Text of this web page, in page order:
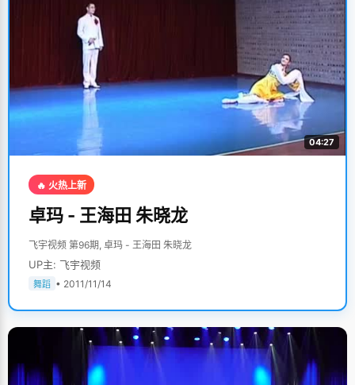
04:27
🔥 火热上新
卓玛 - 王海田 朱晓龙
飞宇视频 第96期, 卓玛 - 王海田 朱晓龙
UP主: 飞宇视频
舞蹈 • 2011/11/14